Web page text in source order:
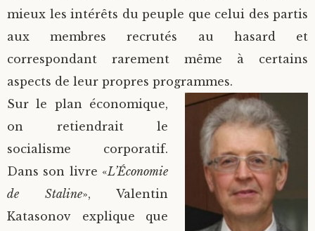
mieux les intérêts du peuple que celui des partis
aux membres recrutés au hasard et
correspondant rarement même à certains
aspects de leur propres programmes.
Sur le plan économique,
on retiendrait le
socialisme corporatif.
Dans son livre «L’Économie
de Staline», Valentin
Katasonov explique que